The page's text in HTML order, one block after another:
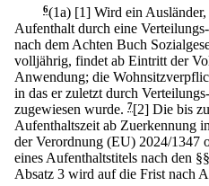
6(1a) [1] Wird ein
Aufenthalt durch eine
nach dem Achten Buch
volljährig, findet ab Eintritt der
Anwendung; die
in das er zuletzt durch
zugewiesen wurde. 7[2] Die bis
Aufenthaltszeit ab Zuerkennung
der Verordnung (EU) 2024/1347
eines Aufenthaltstitels nach den
Absatz 3 wird auf die Frist nach